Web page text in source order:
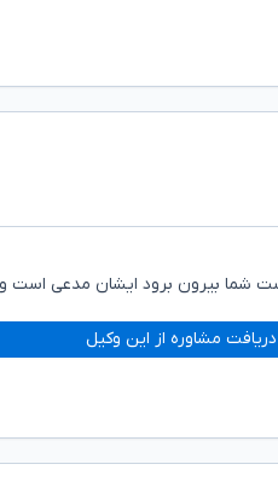
شما بیرون برود ایشان مدعی است و
دریافت مشاوره از این وکیل